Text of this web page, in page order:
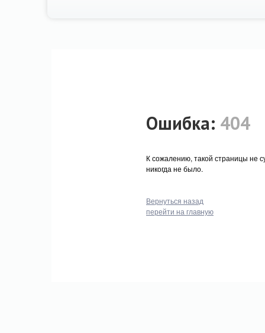
Ошибка: 404
К сожалению, такой страницы не
никогда не было.
Вернуться назад
перейти на главную